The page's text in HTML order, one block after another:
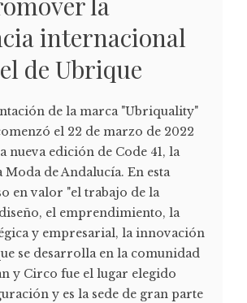
internacional
de Ubrique
de la marca "Ubriquality"
el 22 de marzo de 2022
nueva edición de Code 41, la
Moda de Andalucía. En esta
en valor "el trabajo de la
el emprendimiento, la
y empresarial, la innovación
se desarrolla en la comunidad
y Circo fue el lugar elegido
y es la sede de gran parte